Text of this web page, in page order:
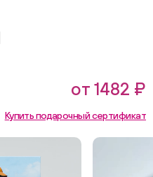
от 1482 ₽
Купить подарочный сертификат